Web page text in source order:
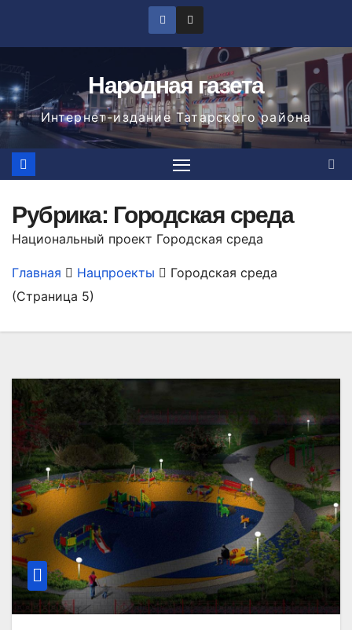
Народная газета
Интернет-издание Татарского района
Рубрика: Городская среда
Национальный проект Городская среда
Главная Нацпроекты
Городская среда
(Страница 5)